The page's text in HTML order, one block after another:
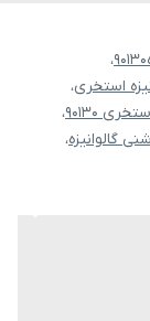
،
استخری،
90130
،
گالوانیزه،